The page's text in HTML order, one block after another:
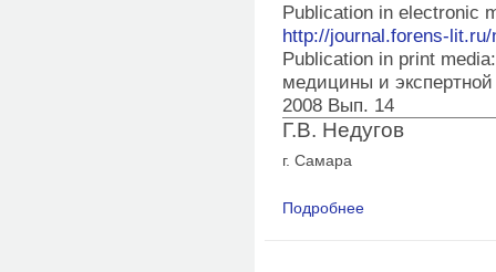
Publication in electronic
http://journal.forens-lit.ru/
Publication in print
медицины и
2008 Вып. 14
Г.В. Недугов
г. Самара
Подробнее